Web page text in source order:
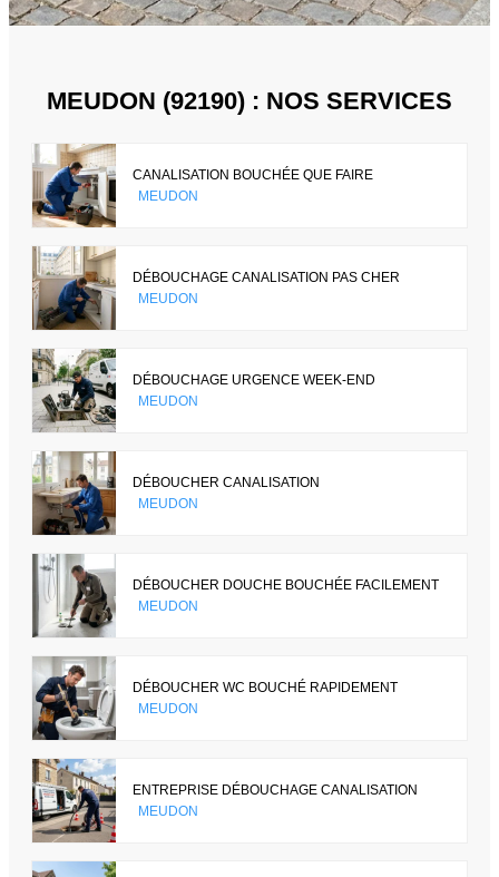
MEUDON (92190) : NOS SERVICES
CANALISATION BOUCHÉE QUE FAIRE
MEUDON
DÉBOUCHAGE CANALISATION PAS CHER
MEUDON
DÉBOUCHAGE URGENCE WEEK-END
MEUDON
DÉBOUCHER CANALISATION
MEUDON
DÉBOUCHER DOUCHE BOUCHÉE FACILEMENT
MEUDON
DÉBOUCHER WC BOUCHÉ RAPIDEMENT
MEUDON
ENTREPRISE DÉBOUCHAGE CANALISATION
MEUDON